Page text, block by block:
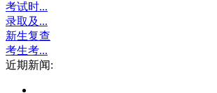
考试时...
录取及...
新生复查
考生考...
近期新闻: